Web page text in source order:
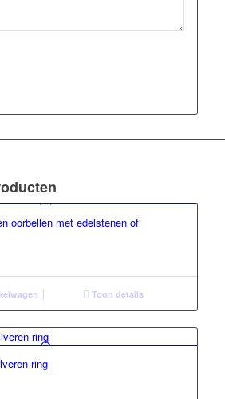
oorbellen met edelstenen of
Toon details
ring